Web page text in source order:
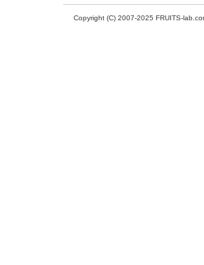
Copyright (C) 2007-2025 FRUITS-